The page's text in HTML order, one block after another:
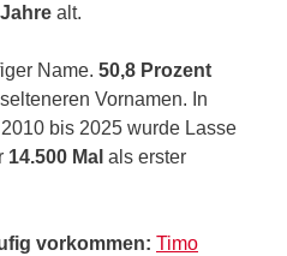
alt.
Name. 50,8 Prozent
Vornamen. In
bis 2025 wurde Lasse
14.500 Mal als erster
vorkommen: Timo